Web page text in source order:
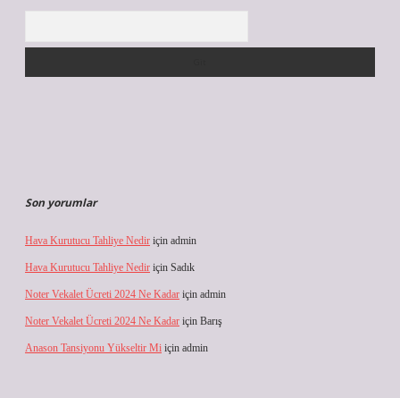
Son yorumlar
Hava Kurutucu Tahliye Nedir için admin
Hava Kurutucu Tahliye Nedir için Sadık
Noter Vekalet Ücreti 2024 Ne Kadar için admin
Noter Vekalet Ücreti 2024 Ne Kadar için Barış
Anason Tansiyonu Yükseltir Mi için admin